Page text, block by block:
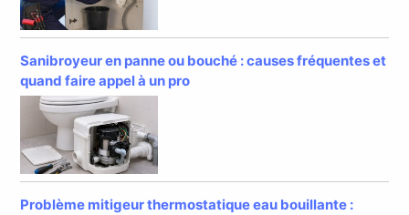
Sanibroyeur en panne ou bouché : causes fréquentes et
quand faire appel à un pro
Problème mitigeur thermostatique eau bouillante :